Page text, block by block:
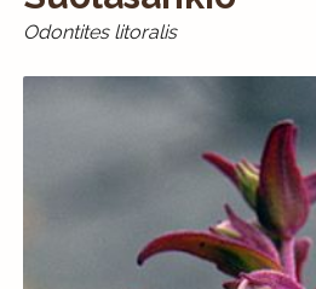
Odontites litoralis